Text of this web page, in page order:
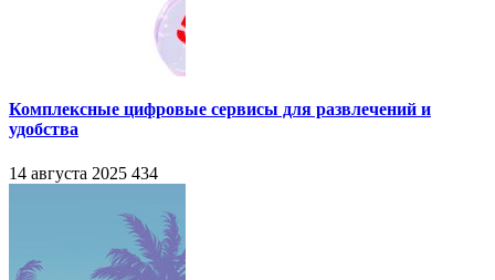
Комплексные цифровые сервисы для развлечений и
удобства
14 августа 2025 434